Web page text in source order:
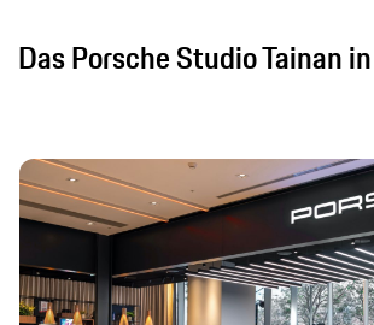
Das Porsche Studio Tainan